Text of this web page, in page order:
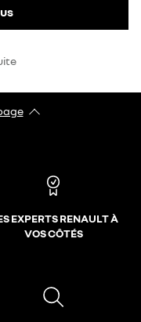
EXPERTS RENAULT À
VOS CÔTÉS